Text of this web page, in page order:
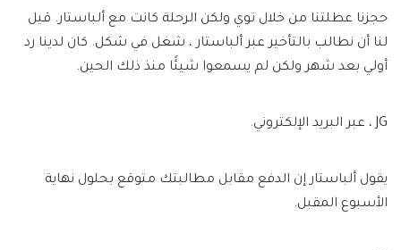
حجزنا عطلتنا من خلال توي ولكن الرحلة كانت مع ألباستار. قيل
لنا أن نطالب بالتأخير عبر ألباستار ، شغل في شكل. كان لدينا رد
أولي بعد شهر ولكن لم يسمعوا شيئًا منذ ذلك الحين.
JG ، عبر البريد الإلكتروني.
يقول ألباستار إن الدفع مقابل مطالبتك متوقع بحلول نهاية
الأسبوع المقبل.